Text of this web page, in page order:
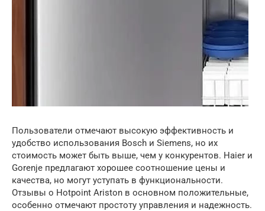
Пользователи отмечают высокую эффективность и
удобство использования Bosch и Siemens, но их
стоимость может быть выше, чем у конкурентов. Haier и
Gorenje предлагают хорошее соотношение цены и
качества, но могут уступать в функциональности.
Отзывы о Hotpoint Ariston в основном положительные,
особенно отмечают простоту управления и надежность.